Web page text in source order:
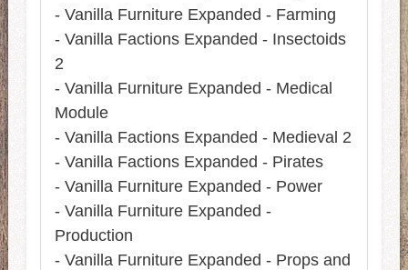
- Vanilla Furniture Expanded - Farming
- Vanilla Factions Expanded - Insectoids
2
- Vanilla Furniture Expanded - Medical
Module
- Vanilla Factions Expanded - Medieval 2
- Vanilla Factions Expanded - Pirates
- Vanilla Furniture Expanded - Power
- Vanilla Furniture Expanded -
Production
- Vanilla Furniture Expanded - Props and